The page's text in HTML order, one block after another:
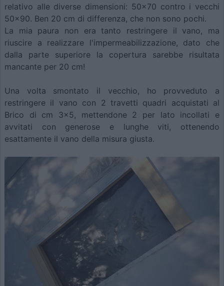
relativo alle diverse dimensioni: 50x70 contro i vecchi
50x90. Ben 20 cm di differenza, che non sono pochi.
La mia paura non era tanto restringere il vano, ma
riuscire a realizzare l'impermeabilizzazione, dato che
dalla parte superiore la copertura sarebbe risultata
mancante per 20 cm!
Una volta smontato il vecchio, ho provveduto a
restringere il vano con 2 travetti quadri acquistati al
Brico di cm 3x5, mettendone 2 per lato incollati e
avvitati con generose e lunghe viti, ottenendo
esattamente il vano della misura giusta.